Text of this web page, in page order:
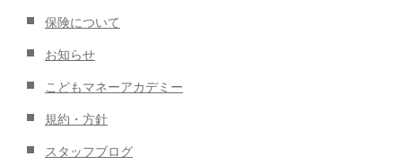
保険について
お知らせ
こどもマネーアカデミー
規約・方針
スタッフブログ